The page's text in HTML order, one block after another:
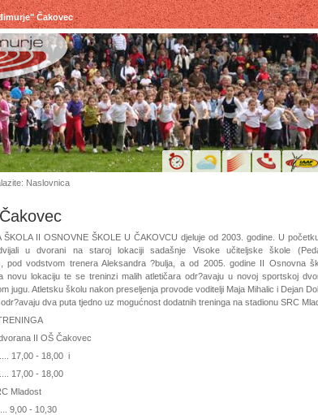
Čakovec
Naslovnica
ŠKOLA II OSNOVNE ŠKOLE U ČAKOVCU djeluje od 2003. godine. U
u dvorani na staroj lokaciji sadašnje Visoke učiteljske škole
pod vodstvom trenera Aleksandra ?bulja, a od 2005. godine II Osnovna
novu lokaciju te se treninzi malih atletičara odr?avaju u novoj sportskoj
jugu. Atletsku školu nakon preseljenja provode voditelji Maja Mihalic i Dejan
dva puta tjedno uz mogućnost dodatnih treninga na stadionu SRC
II OŠ Čakovec
17,00 - 18,00 i
17,00 - 18,00
Mladost
9,00 - 10,30